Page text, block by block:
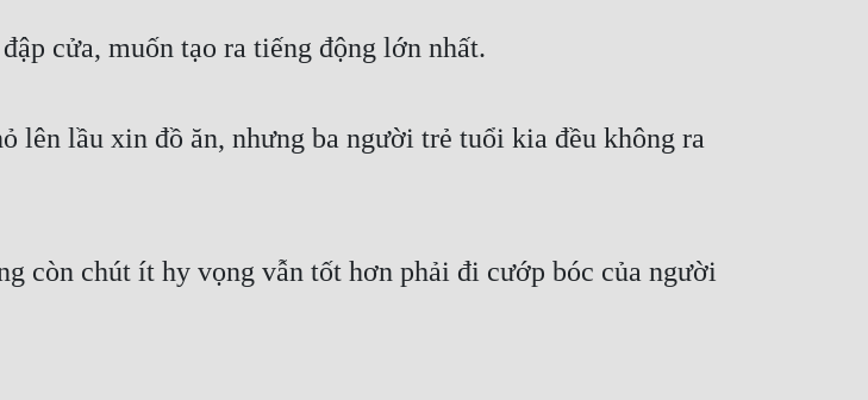
cửa, muốn tạo ra tiếng động lớn nhất.
lên lầu xin đồ ăn, nhưng ba người trẻ tuổi kia đều không ra
còn chút ít hy vọng vẫn tốt hơn phải đi cướp bóc của người